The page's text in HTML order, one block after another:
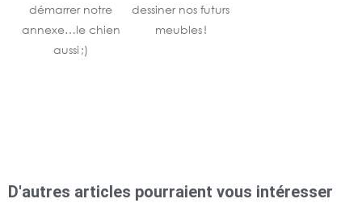
démarrer notre
annexe…le chien
aussi ;)
dessiner nos futurs
meubles !
D'autres articles pourraient vous intéresser